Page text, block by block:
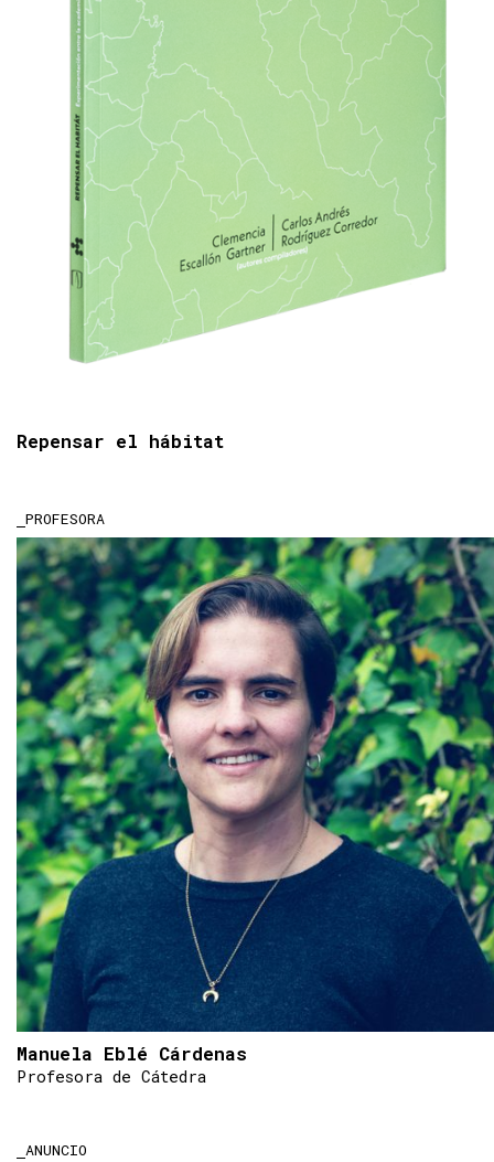
Repensar el hábitat
PROFESORA
Manuela Eblé Cárdenas
Profesora de Cátedra
ANUNCIO